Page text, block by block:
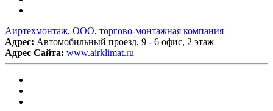
Аиртехмонтаж, ООО, торгово-монтажная компания
Адрес: Автомобильный проезд, 9 - 6 офис, 2 этаж
Адрес Сайта: www.airklimat.ru